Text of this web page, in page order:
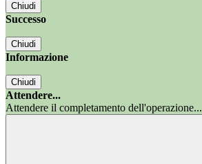
Chiudi
Successo
Chiudi
Informazione
Chiudi
Attendere...
Attendere il completamento dell'operazione...